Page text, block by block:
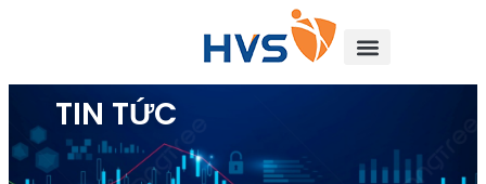
TIN TỨC